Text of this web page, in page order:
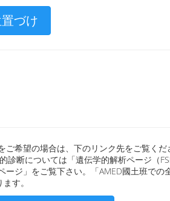
づけ
希望の場合は、下のリンク先をご覧くだ
診断については「遺伝学的解析ページ（
ージ」をご覧下さい。「AMED國土班での
す。